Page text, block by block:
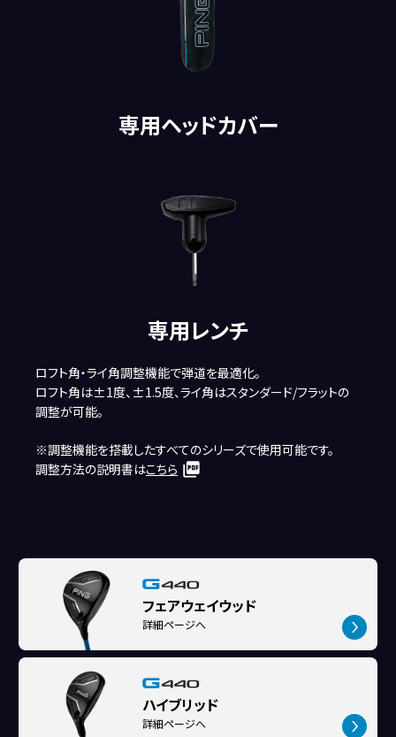
専用ヘッドカバー
専用レンチ
ロフト角・ライ角調整機能で弾道を最適化。
ロフト角は±1度、±1.5度、ライ角はスタンダード/フラットの
調整が可能。
※調整機能を搭載したすべてのシリーズで使用可能です。
調整方法の説明書はこちら
フェアウェイウッド
詳細ページへ
ハイブリッド
詳細ページへ